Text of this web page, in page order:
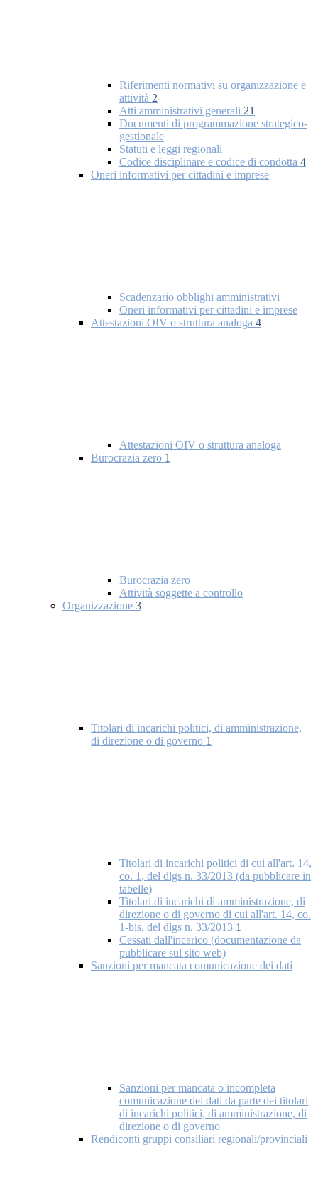
Riferimenti normativi su organizzazione e
attività 2
Atti amministrativi generali 21
Documenti di programmazione strategico-
gestionale
Statuti e leggi regionali
Codice disciplinare e codice di condotta 4
Oneri informativi per cittadini e imprese
Scadenzario obblighi amministrativi
Oneri informativi per cittadini e imprese
Attestazioni OIV o struttura analoga 4
Attestazioni OIV o struttura analoga
Burocrazia zero 1
Burocrazia zero
Attività soggette a controllo
Organizzazione 3
Titolari di incarichi politici, di amministrazione,
di direzione o di governo 1
Titolari di incarichi politici di cui all'art. 14,
co. 1, del dlgs n. 33/2013 (da pubblicare in
tabelle)
Titolari di incarichi di amministrazione, di
direzione o di governo di cui all'art. 14, co.
1-bis, del dlgs n. 33/2013 1
Cessati dall'incarico (documentazione da
pubblicare sul sito web)
Sanzioni per mancata comunicazione dei dati
Sanzioni per mancata o incompleta
comunicazione dei dati da parte dei titolari
di incarichi politici, di amministrazione, di
direzione o di governo
Rendiconti gruppi consiliari regionali/provinciali